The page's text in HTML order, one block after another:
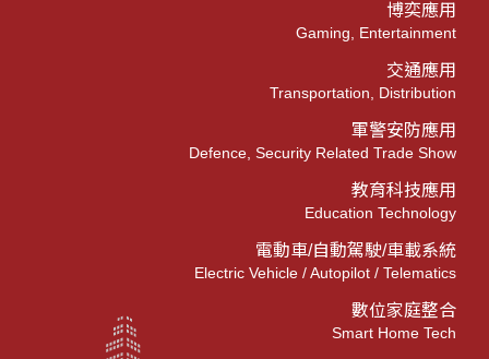
博奕應用
Gaming, Entertainment
交通應用
Transportation, Distribution
軍警安防應用
Defence, Security Related Trade Show
教育科技應用
Education Technology
電動車/自動駕駛/車載系統
Electric Vehicle / Autopilot / Telematics
數位家庭整合
Smart Home Tech